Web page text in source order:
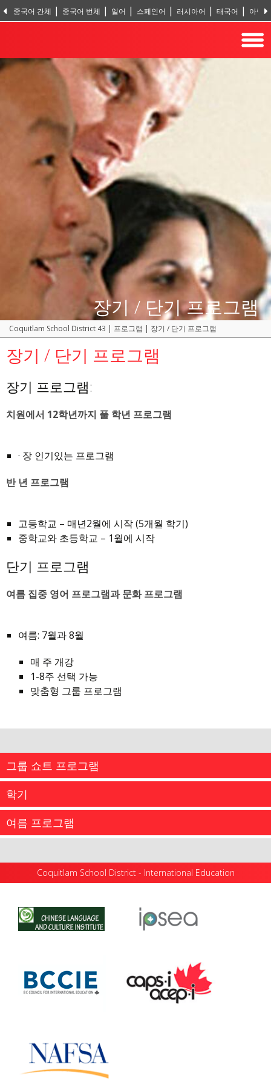
중국어 간체 중국어 번체 일어 스페인어 러시아어 태국어 아랍어
장기 / 단기 프로그램
Coquitlam School District 43 | 프로그램 | 장기 / 단기 프로그램
장기 / 단기 프로그램
장기 프로그램:
치원에서 12학년까지 풀 학년 프로그램
· 장 인기있는 프로그램
반 년 프로그램
고등학교 – 매년2월에 시작 (5개월 학기)
중학교와 초등학교 – 1월에 시작
단기 프로그램
여름 집중 영어 프로그램과 문화 프로그램
여름: 7월과 8월
매 주 개강
1-8주 선택 가능
맞춤형 그룹 프로그램
그룹 쇼트 프로그램
브리티시 컬럼비아 주 로워 메인랜드 지역의 아름다운 옥
외 환경 체험을 통해 영어 능력을...
more information
학기
코퀴틀람 학군 (Coquitlam School District)은 유학생들에
여름 프로그램
로그램에서는 실질적인 회화, 청취력, 독해력, 어휘 및 쓰기
를 배웁니다. 학생들은 캐나다,...
Coquitlam School District - International Education